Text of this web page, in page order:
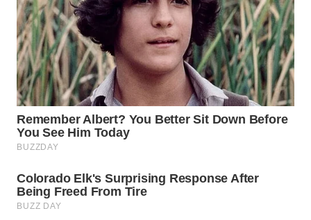
WAHANA
NEWS
WAHANA
TANI
WAHANA
ADVOKAT
WAHANA
INFRASTRUKTUR